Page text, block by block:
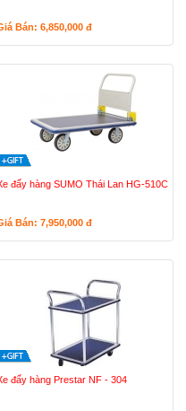
Bán: 6,850,000 đ
đẩy hàng SUMO Thái Lan HG-510C
Bán: 7,950,000 đ
đẩy hàng Prestar NF - 304